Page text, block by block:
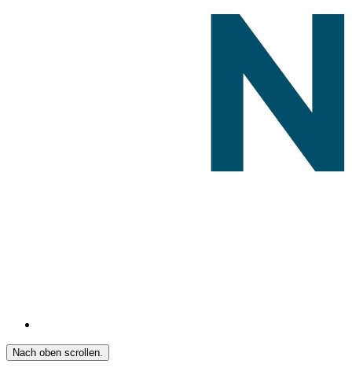
Nach oben scrollen.